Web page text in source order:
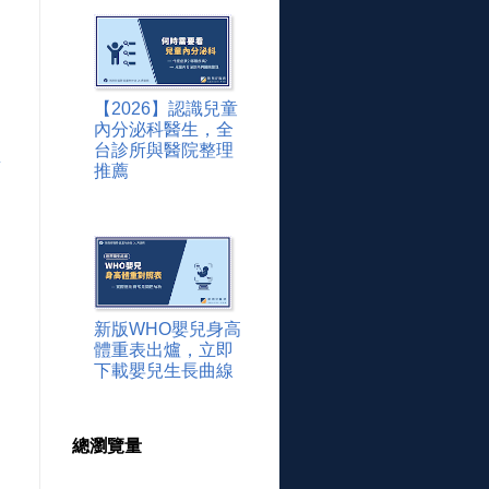
【2026】認識兒童
內分泌科醫生，全
台診所與醫院整理
推薦
新版WHO嬰兒身高
體重表出爐，立即
下載嬰兒生長曲線
總瀏覽量